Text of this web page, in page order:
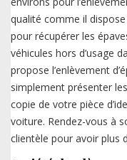
qualité comme il
pour récupérer les
véhicules hors d’usage
propose l’enlèvement
simplement présenter
copie de votre pièce
voiture. Rendez-vous à
clientèle pour avoir plus